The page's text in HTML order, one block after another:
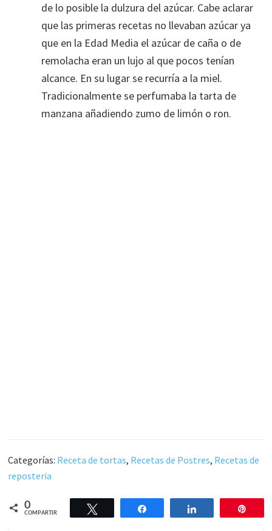
de lo posible la dulzura del azúcar. Cabe aclarar
que las primeras recetas no llevaban azúcar ya
que en la Edad Media el azúcar de caña o de
remolacha eran un lujo al que pocos tenían
alcance. En su lugar se recurría a la miel.
Tradicionalmente se perfumaba la tarta de
manzana añadiendo zumo de limón o ron.
Categorías: Receta de tortas, Recetas de Postres, Recetas de
reposteria
0
COMPARTIR
Compartir Compartir